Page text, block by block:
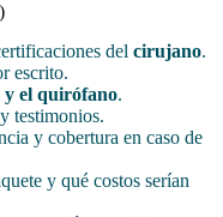
del cirujano.
escrito.
y el quirófano.
y testimonios.
y cobertura en caso de
y qué costos serían